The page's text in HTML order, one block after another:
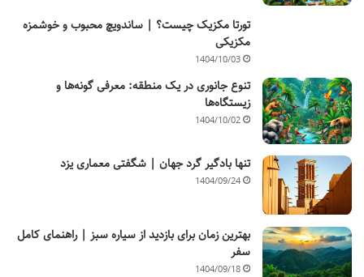
تورتا مکزیک چیست؟ | ساندویچ محبوب و خوشمزه
مکزیکی
1404/10/03
تنوع جانوری در یک منطقه: معرفی گونه‌ها و
زیستگاه‌ها
1404/10/02
تنها بادگیر گرد جهان | شگفتی معماری یزد
1404/09/24
بهترین زمان برای بازدید از سیاره سبز | راهنمای کامل
سفر
1404/09/18